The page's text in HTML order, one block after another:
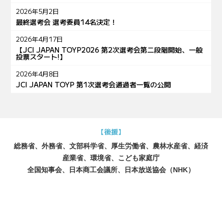
2026年5月2日
最終選考会 選考委員14名決定！
2026年4月17日
【JCI JAPAN TOYP2026 第2次選考会第二段階開始、一般
投票スタート!】
2026年4月8日
JCI JAPAN TOYP 第1次選考会通過者一覧の公開
【後援】
総務省、外務省、文部科学省、厚生労働省、農林水産省、経済
産業省、環境省、こども家庭庁
全国知事会、日本商工会議所、日本放送協会（NHK）